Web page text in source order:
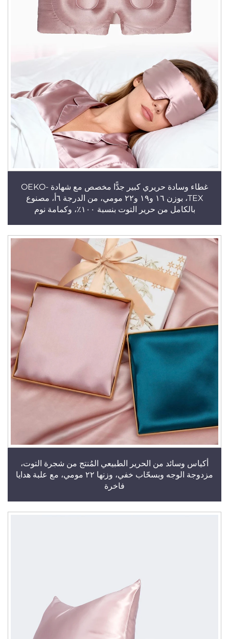
غطاء وسادة حريري كبير جدًّا مخصص مع شهادة OEKO-
TEX، بوزن ١٦ و١٩ و٢٢ مومي، من الدرجة ٦أ، مصنوع
بالكامل من حرير التوت بنسبة ١٠٠٪، وكمامة نوم
أكياس وسائد من الحرير الطبيعي المُنتج من شجرة التوت،
مزدوجة الوجه وبسحّاب خفي، وزنها ٢٢ مومي، مع علبة هدايا
فاخرة